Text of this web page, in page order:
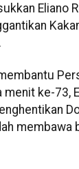
Eliano
ke-73,
membawa